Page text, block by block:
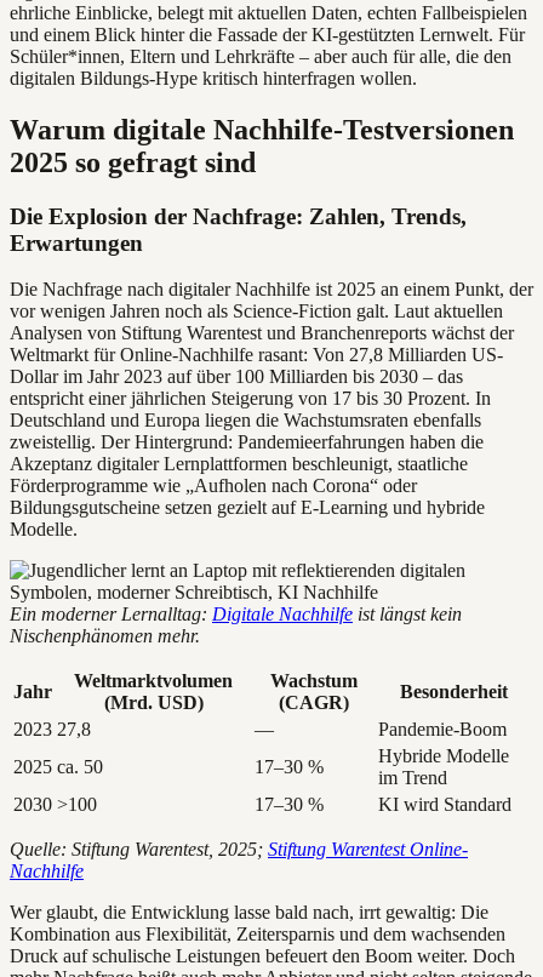
ehrliche Einblicke, belegt mit aktuellen Daten, echten Fallbeispielen
und einem Blick hinter die Fassade der KI-gestützten Lernwelt. Für
Schüler*innen, Eltern und Lehrkräfte – aber auch für alle, die den
digitalen Bildungs-Hype kritisch hinterfragen wollen.
Warum digitale Nachhilfe-Testversionen
2025 so gefragt sind
Die Explosion der Nachfrage: Zahlen, Trends,
Erwartungen
Die Nachfrage nach digitaler Nachhilfe ist 2025 an einem Punkt, der
vor wenigen Jahren noch als Science-Fiction galt. Laut aktuellen
Analysen von Stiftung Warentest und Branchenreports wächst der
Weltmarkt für Online-Nachhilfe rasant: Von 27,8 Milliarden US-
Dollar im Jahr 2023 auf über 100 Milliarden bis 2030 – das
entspricht einer jährlichen Steigerung von 17 bis 30 Prozent. In
Deutschland und Europa liegen die Wachstumsraten ebenfalls
zweistellig. Der Hintergrund: Pandemieerfahrungen haben die
Akzeptanz digitaler Lernplattformen beschleunigt, staatliche
Förderprogramme wie „Aufholen nach Corona“ oder
Bildungsgutscheine setzen gezielt auf E-Learning und hybride
Modelle.
Ein moderner Lernalltag: Digitale Nachhilfe ist längst kein
Nischenphänomen mehr.
Jahr
Weltmarktvolumen
(Mrd. USD)
Wachstum
(CAGR)
Besonderheit
2023 27,8 —
Pandemie-Boom
2025 ca. 50 17–30 %
Hybride Modelle
im Trend
2030 >100 17–30 % KI wird Standard
Quelle: Stiftung Warentest, 2025; Stiftung Warentest Online-
Nachhilfe
Wer glaubt, die Entwicklung lasse bald nach, irrt gewaltig: Die
Kombination aus Flexibilität, Zeitersparnis und dem wachsenden
Druck auf schulische Leistungen befeuert den Boom weiter. Doch